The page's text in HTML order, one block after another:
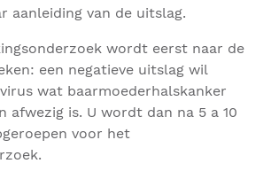
aanleiding van de uitslag.
wordt eerst naar de
een negatieve uitslag wil
wat baarmoederhalskanker
afwezig is. U wordt dan na 5 a 10
voor het